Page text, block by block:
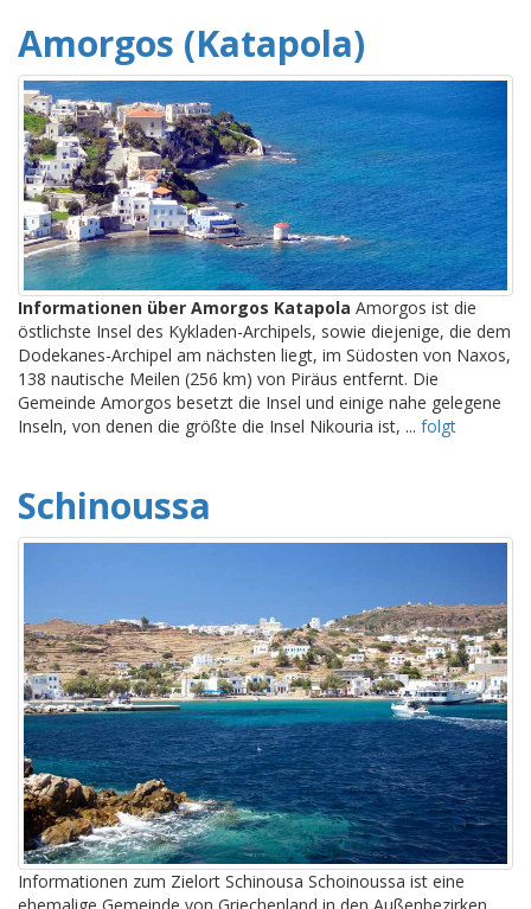
Amorgos (Katapola)
Informationen über Amorgos Katapola Amorgos ist die
östlichste Insel des Kykladen-Archipels, sowie diejenige, die dem
Dodekanes-Archipel am nächsten liegt, im Südosten von Naxos,
138 nautische Meilen (256 km) von Piräus entfernt. Die
Gemeinde Amorgos besetzt die Insel und einige nahe gelegene
Inseln, von denen die größte die Insel Nikouria ist, ... folgt
Schinoussa
Informationen zum Zielort Schinousa Schoinoussa ist eine
ehemalige Gemeinde von Griechenland in den Außenbezirken